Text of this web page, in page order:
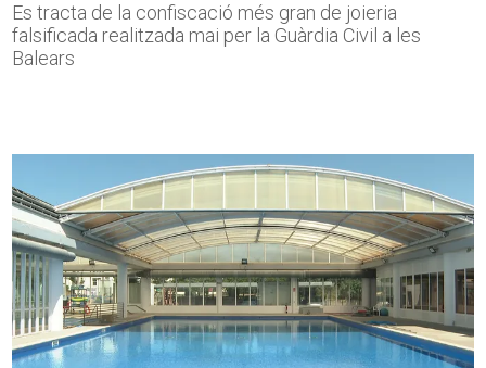
Es tracta de la confiscació més gran de joieria
falsificada realitzada mai per la Guàrdia Civil a les
Balears